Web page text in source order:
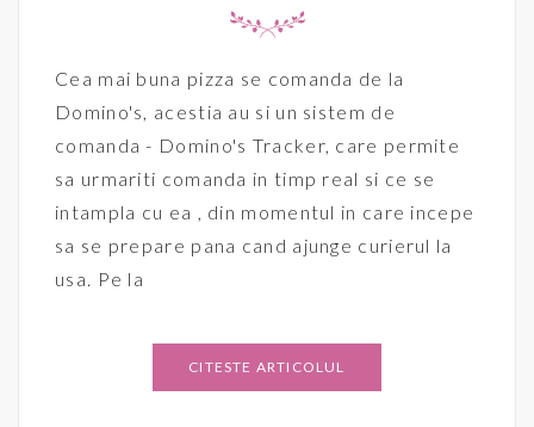
Cea mai buna pizza se comanda de la
Domino's, acestia au si un sistem de
comanda - Domino's Tracker, care permite
sa urmariti comanda in timp real si ce se
intampla cu ea , din momentul in care incepe
sa se prepare pana cand ajunge curierul la
usa. Pe la
CITESTE ARTICOLUL